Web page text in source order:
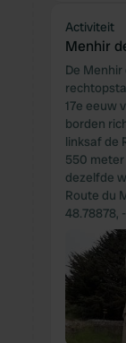
Activiteit
Menhir
De
17e eeuw
borden
linksaf de
550
dezelfde
Route du
48.78878,